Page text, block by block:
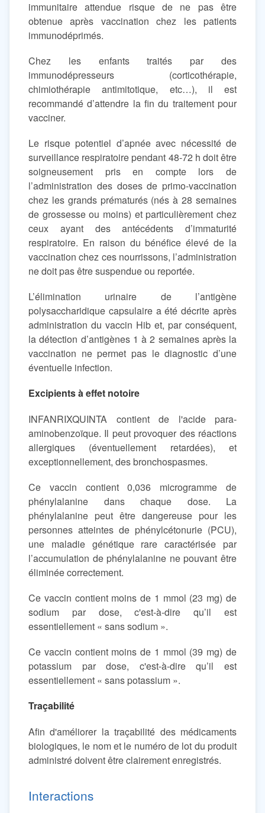
immunitaire attendue risque de ne pas être
obtenue après vaccination chez les patients
immunodéprimés.
Chez les enfants traités par des
immunodépresseurs (corticothérapie,
chimiothérapie antimitotique, etc…), il est
recommandé d’attendre la fin du traitement pour
vacciner.
Le risque potentiel d’apnée avec nécessité de
surveillance respiratoire pendant 48-72 h doit être
soigneusement pris en compte lors de
l’administration des doses de primo-vaccination
chez les grands prématurés (nés à 28 semaines
de grossesse ou moins) et particulièrement chez
ceux ayant des antécédents d’immaturité
respiratoire. En raison du bénéfice élevé de la
vaccination chez ces nourrissons, l’administration
ne doit pas être suspendue ou reportée.
L’élimination urinaire de l’antigène
polysaccharidique capsulaire a été décrite après
administration du vaccin Hib et, par conséquent,
la détection d’antigènes 1 à 2 semaines après la
vaccination ne permet pas le diagnostic d’une
éventuelle infection.
Excipients à effet notoire
INFANRIXQUINTA contient de l'acide para-
aminobenzoïque. Il peut provoquer des réactions
allergiques (éventuellement retardées), et
exceptionnellement, des bronchospasmes.
Ce vaccin contient 0,036 microgramme de
phénylalanine dans chaque dose. La
phénylalanine peut être dangereuse pour les
personnes atteintes de phénylcétonurie (PCU),
une maladie génétique rare caractérisée par
l’accumulation de phénylalanine ne pouvant être
éliminée correctement.
Ce vaccin contient moins de 1 mmol (23 mg) de
sodium par dose, c'est-à-dire qu’il est
essentiellement « sans sodium ».
Ce vaccin contient moins de 1 mmol (39 mg) de
potassium par dose, c'est-à-dire qu’il est
essentiellement « sans potassium ».
Traçabilité
Afin d'améliorer la traçabilité des médicaments
biologiques, le nom et le numéro de lot du produit
administré doivent être clairement enregistrés.
Interactions